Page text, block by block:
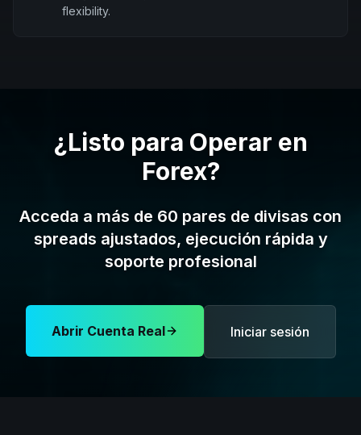
flexibility.
¿Listo para Operar en
Forex?
Acceda a más de 60 pares de divisas con
spreads ajustados, ejecución rápida y
soporte profesional
Abrir Cuenta Real Iniciar sesión